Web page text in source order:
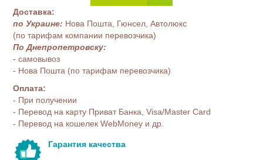
Доставка:
по Украине: Нова Пошта, Гюнсел, Автолюкс
(по тарифам компании перевозчика)
По Днепропетровску:
- самовывоз
- Нова Пошта (по тарифам перевозчика)
Оплата:
- При получении
- Перевод на карту Приват Банка, Visa/Master Card
- Перевод на кошелек WebMoney и др.
Гарантия качества